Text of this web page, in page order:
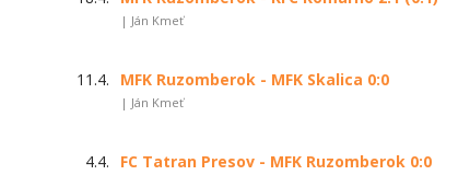
| Ján Kmeť
11.4. MFK Ruzomberok - MFK Skalica 0:0
| Ján Kmeť
4.4. FC Tatran Presov - MFK Ruzomberok 0:0